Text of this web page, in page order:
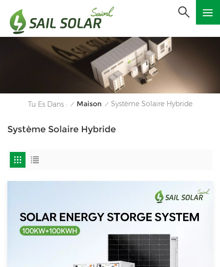
Tu Es Dans : / Maison / Système Solaire Hybride
Système Solaire Hybride